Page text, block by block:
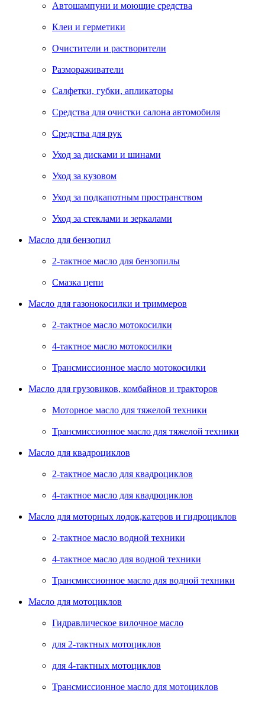
Автошампуни и моющие средства
Клеи и герметики
Очистители и растворители
Размораживатели
Салфетки, губки, апликаторы
Средства для очистки салона автомобиля
Средства для рук
Уход за дисками и шинами
Уход за кузовом
Уход за подкапотным пространством
Уход за стеклами и зеркалами
Масло для бензопил
2-тактное масло для бензопилы
Cмазка цепи
Масло для газонокосилки и триммеров
2-тактное масло мотокосилки
4-тактное масло мотокосилки
Трансмиссионное масло мотокосилки
Масло для грузовиков, комбайнов и тракторов
Моторное масло для тяжелой техники
Трансмиссионное масло для тяжелой техники
Масло для квадроциклов
2-тактное масло для квадроциклов
4-тактное масло для квадроциклов
Масло для моторных лодок,катеров и гидроциклов
2-тактное масло водной техники
4-тактное масло для водной техники
Трансмиссионное масло для водной техники
Масло для мотоциклов
Гидравлическое вилочное масло
для 2-тактных мотоциклов
для 4-тактных мотоциклов
Трансмиссионное масло для мотоциклов